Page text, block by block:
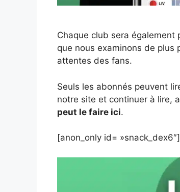
Chaque club sera également
que nous examinons de
attentes des fans.
Seuls les abonnés peuvent
notre site et continuer à lire,
peut le faire ici.
[anon_only id=